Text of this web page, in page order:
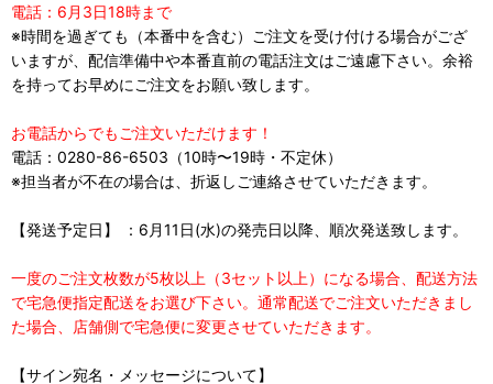
電話：6月3日18時まで
※時間を過ぎても（本番中を含む）ご注文を受け付ける場合がござ
いますが、配信準備中や本番直前の電話注文はご遠慮下さい。余裕
を持ってお早めにご注文をお願い致します。
お電話からでもご注文いただけます！
電話：0280-86-6503（10時〜19時・不定休）
※担当者が不在の場合は、折返しご連絡させていただきます。
【発送予定日】 ：6月11日(水)の発売日以降、順次発送致します。
一度のご注文枚数が5枚以上（3セット以上）になる場合、配送方法
で宅急便指定配送をお選び下さい。通常配送でご注文いただきまし
た場合、店舗側で宅急便に変更させていただきます。
【サイン宛名・メッセージについて】